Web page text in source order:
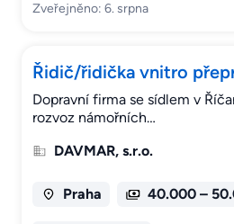
Zveřejněno: 6. srpna
Řidič/řidička vnitro
Dopravní firma se sídlem v
rozvoz námořních…
DAVMAR, s.r.o.
Praha 40.000 –